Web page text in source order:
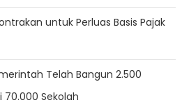
untuk Perluas Basis Pajak
Telah Bangun 2.500
Sekolah